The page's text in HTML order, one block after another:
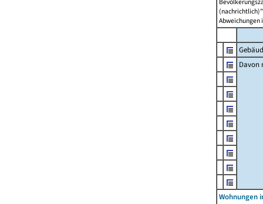
Abweichungen
Davon
Wohnungen